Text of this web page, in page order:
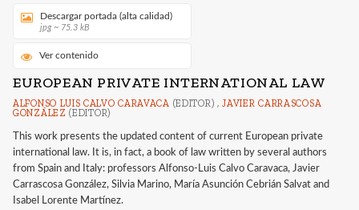
Descargar portada (alta calidad)
jpg ~ 75.3 kB
Ver contenido
EUROPEAN PRIVATE INTERNATIONAL LAW
ALFONSO LUIS CALVO CARAVACA (EDITOR) ,JAVIER CARRASCOSA
GONZÁLEZ (EDITOR)
This work presents the updated content of current European private
international law. It is, in fact, a book of law written by several authors
from Spain and Italy: professors Alfonso-Luis Calvo Caravaca, Javier
Carrascosa González, Silvia Marino, María Asunción Cebrián Salvat and
Isabel Lorente Martínez.